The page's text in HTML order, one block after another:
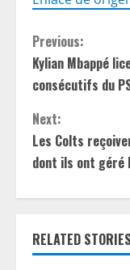
C
o
n
t
u
Previous:
Kylian Mbappé
consécutifs du
Next:
Les Colts
dont ils ont géré
RELATED STORIES